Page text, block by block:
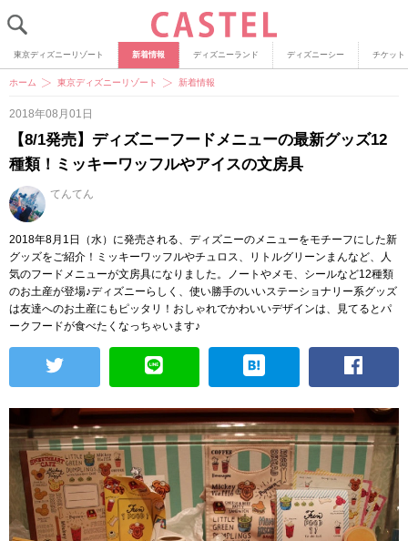
東京ディズニーリゾート 新着情報 ディズニーランド ディズニーシー チケット
ホーム 東京ディズニーリゾート 新着情報
2018年08月01日
【8/1発売】ディズニーフードメニューの最新グッズ12
種類！ミッキーワッフルやアイスの文房具
てんてん
2018年8月1日（水）に発売される、ディズニーのメニューをモチーフにした新
グッズをご紹介！ミッキーワッフルやチュロス、リトルグリーンまんなど、人
気のフードメニューが文房具になりました。ノートやメモ、シールなど12種類
のお土産が登場♪ディズニーらしく、使い勝手のいいステーショナリー系グッズ
は友達へのお土産にもピッタリ！おしゃれでかわいいデザインは、見てるとパ
ークフードが食べたくなっちゃいます♪